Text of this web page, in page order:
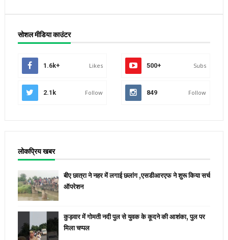
सोशल मीडिया काउंटर
1.6k+ Likes 500+ Subs
2.1k Follow 849 Follow
लोकप्रिय खबर
बीए छात्रा ने नहर में लगाई छलांग ,एसडीआरएफ ने शुरू किया सर्च
ऑपरेशन
कुड़वार में गोमती नदी पुल से युवक के कूदने की आशंका, पुल पर
मिला चप्पल